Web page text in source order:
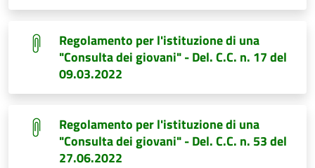
Regolamento per l'istituzione di una
"Consulta dei giovani" - Del. C.C. n. 17 del
09.03.2022
Regolamento per l'istituzione di una
"Consulta dei giovani" - Del. C.C. n. 53 del
27.06.2022